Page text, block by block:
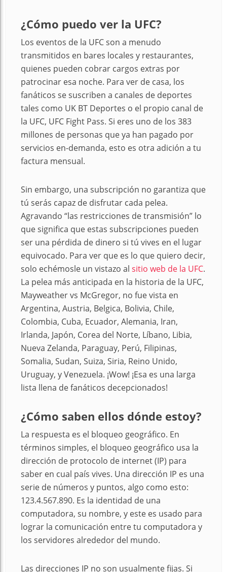
¿Cómo puedo ver la UFC?
Los eventos de la UFC son a menudo
transmitidos en bares locales y restaurantes,
quienes pueden cobrar cargos extras por
patrocinar esa noche. Para ver de casa, los
fanáticos se suscriben a canales de deportes
tales como UK BT Deportes o el propio canal de
la UFC, UFC Fight Pass. Si eres uno de los 383
millones de personas que ya han pagado por
servicios en-demanda, esto es otra adición a tu
factura mensual.
Sin embargo, una subscripción no garantiza que
tú serás capaz de disfrutar cada pelea.
Agravando “las restricciones de transmisión” lo
que significa que estas subscripciones pueden
ser una pérdida de dinero si tú vives en el lugar
equivocado. Para ver que es lo que quiero decir,
solo echémosle un vistazo al sitio web de la UFC.
La pelea más anticipada en la historia de la UFC,
Mayweather vs McGregor, no fue vista en
Argentina, Austria, Belgica, Bolivia, Chile,
Colombia, Cuba, Ecuador, Alemania, Iran,
Irlanda, Japón, Corea del Norte, Líbano, Libia,
Nueva Zelanda, Paraguay, Perú, Filipinas,
Somalia, Sudan, Suiza, Siria, Reino Unido,
Uruguay, y Venezuela. ¡Wow! ¡Esa es una larga
lista llena de fanáticos decepcionados!
¿Cómo saben ellos dónde estoy?
La respuesta es el bloqueo geográfico. En
términos simples, el bloqueo geográfico usa la
dirección de protocolo de internet (IP) para
saber en cual país vives. Una dirección IP es una
serie de números y puntos, algo como esto:
123.4.567.890. Es la identidad de una
computadora, su nombre, y este es usado para
lograr la comunicación entre tu computadora y
los servidores alrededor del mundo.
Las direcciones IP no son usualmente fijas. Si